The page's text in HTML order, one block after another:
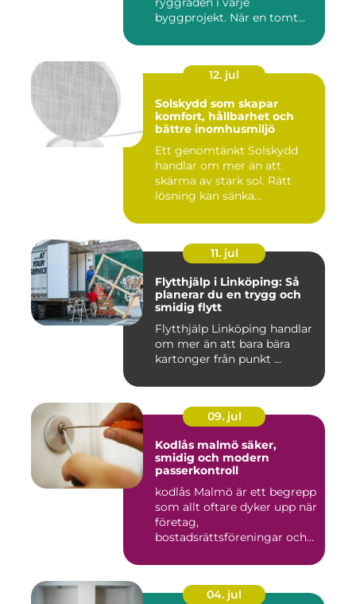
byggprojekt. När en tomt
12. jul
Solskydd som skapar
komfort, hållbarhet och
bättre inomhusmiljö
Ett genomtänkt Solskydd
handlar om mer än att
skärma av stark sol. Rätt
lösning kan sänka
11. jul
Flytthjälp i Linköping: Så
planerar du en trygg och
smidig flytt
Flytthjälp Linköping handlar
om mer än att bara bära
kartonger från punkt ...
09. jul
Kodlås malmö säker,
smidig och modern
passerkontroll
kodlås Malmö är ett begrepp
som allt oftare dyker upp när
företag,
bostadsrättsföreningar och
04. jul